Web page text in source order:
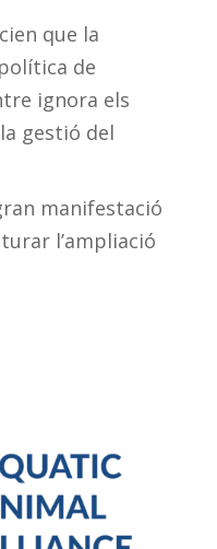
que la
de
ignora els
gestió del
manifestació
l’ampliació